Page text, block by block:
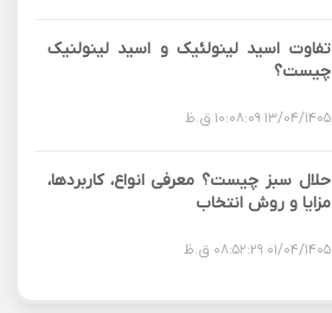
تفاوت اسید لینولئیک و اسید لینولنیک
چیست؟
13/04/1405 10:08:09 ق.ظ
حلال سبز چیست؟ معرفی انواع، کاربردها،
مزایا و روش انتخاب
01/04/1405 08:52:29 ق.ظ